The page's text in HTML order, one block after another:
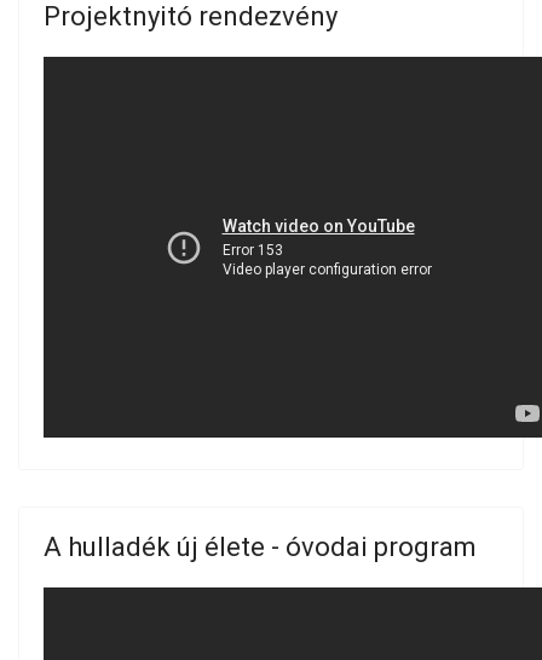
Projektnyitó rendezvény
A hulladék új élete - óvodai program